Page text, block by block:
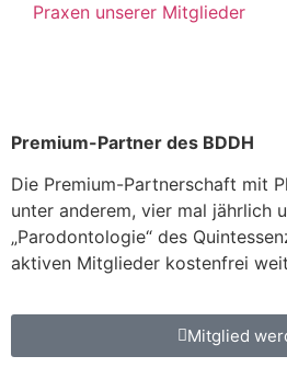
Praxen unserer Mitglieder
Premium-Partner des BDDH
Die Premium-Partnerschaft mit
unter anderem, vier mal jährlich
„Parodontologie“ des
aktiven Mitglieder kostenfrei
Mitglied